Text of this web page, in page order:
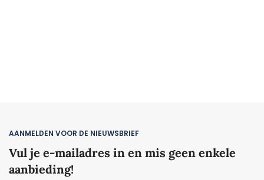
AANMELDEN VOOR DE NIEUWSBRIEF
Vul je e-mailadres in en mis geen enkele
aanbieding!